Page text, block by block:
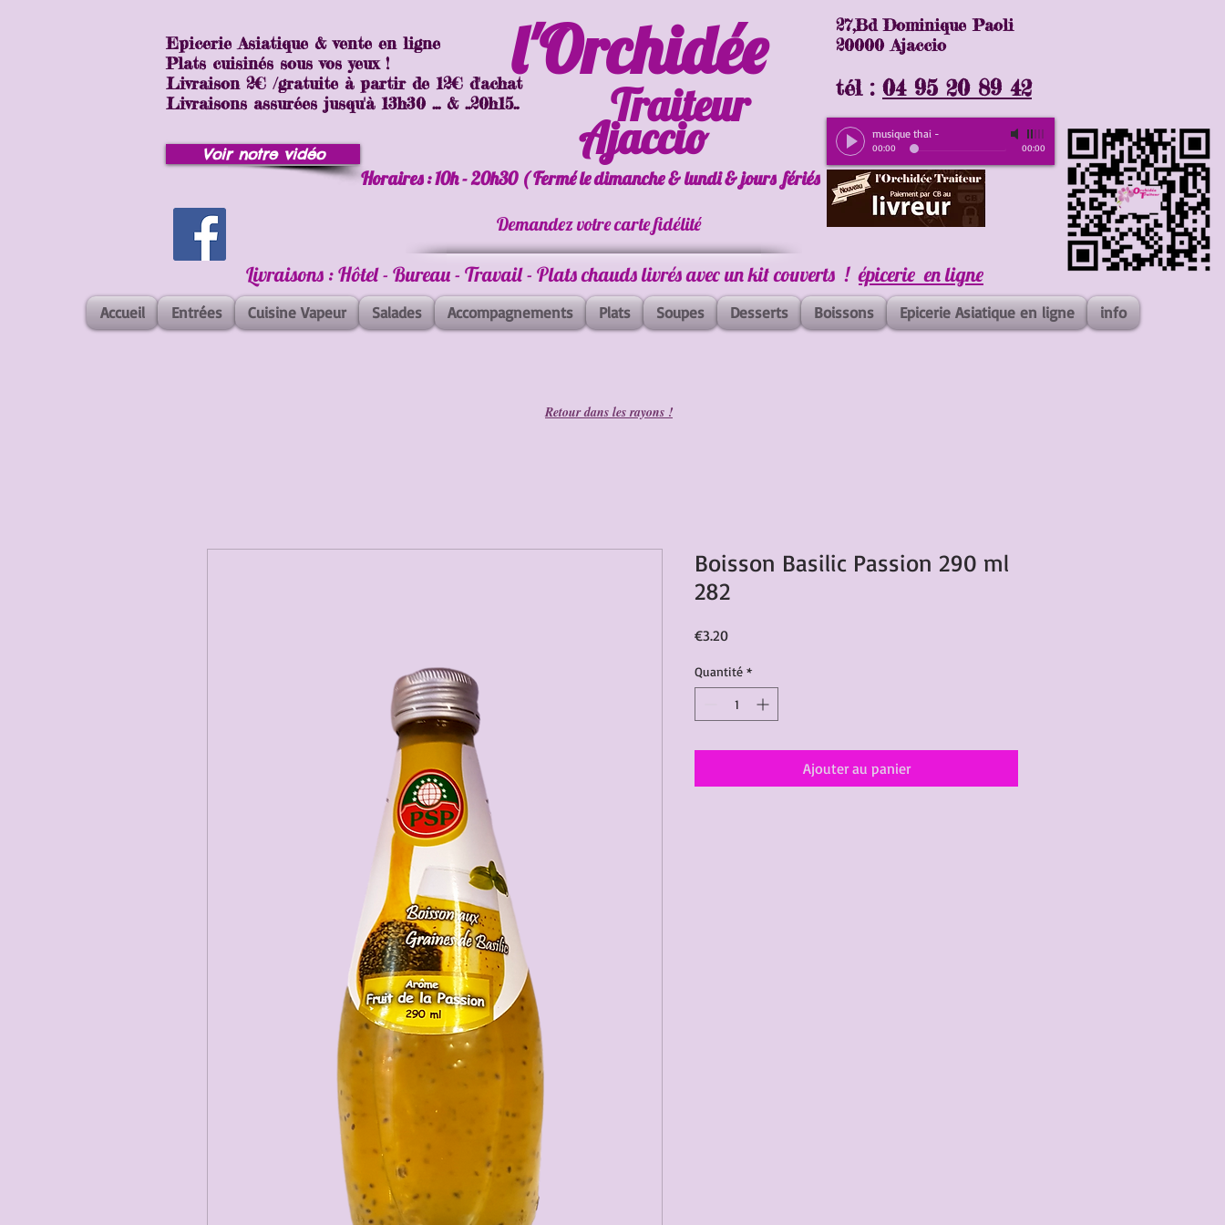
Epicerie Asiatique & vente en ligne
Plats cuisinés sous vos yeux !
Livraison 2€ /gratuite à partir de 12€ d'achat
Livraisons assurées jusqu'à 13h30 ... & ..20h15..
l'Orchidée
Voir notre vidéo
Traiteur
Ajaccio
27,Bd Dominique Paoli
20000 Ajaccio
tél : 04 95 20 89 42
musique thai -
00:00 00:00
Horaires : 10h - 20h30 ( Fermé le dimanche & lundi & jours fériés
Demandez votre carte fidélité
Livraisons : Hôtel - Bureau - Travail - Plats chauds livrés avec un kit couverts !épicerie en ligne
Accueil Entrées Cuisine Vapeur Salades Accompagnements Plats Soupes Desserts Boissons Epicerie Asiatique en ligne info
Retour dans les rayons !
Boisson Basilic Passion 290 ml
282
€3.20Prix
Quantité *
Ajouter au panier